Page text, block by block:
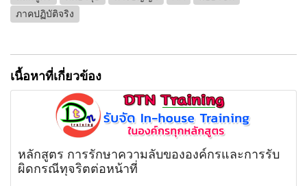
ภาคปฏิบัติจริง
เนื้อหาที่เกี่ยวข้อง
หลักสูตร การรักษาความลับขององค์กรและการรับ
ผิดกรณีทุจริตต่อหน้าที่